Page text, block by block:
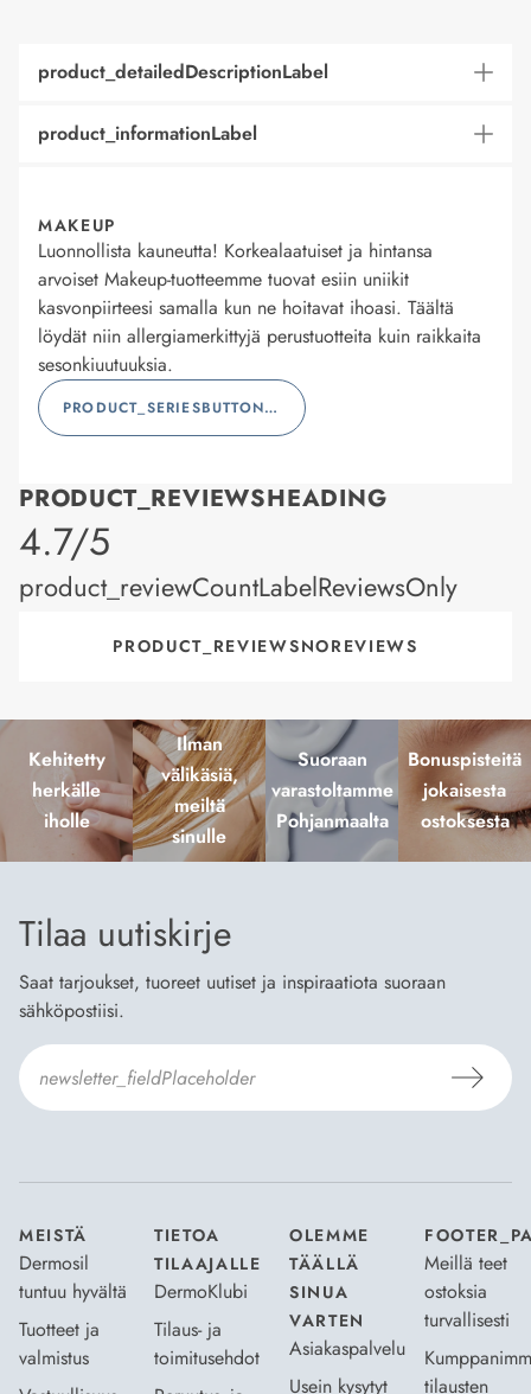
product_detailedDescriptionLabel
product_informationLabel
MAKEUP
Luonnollista kauneutta! Korkealaatuiset ja hintansa
arvoiset Makeup-tuotteemme tuovat esiin uniikit
kasvonpiirteesi samalla kun ne hoitavat ihoasi. Täältä
löydät niin allergiamerkittyjä perustuotteita kuin raikkaita
sesonkiuutuuksia.
PRODUCT_SERIESBUTTONLABEL
PRODUCT_REVIEWSHEADING
product_rating
4.7/5
product_reviewCountLabelReviewsOnly
PRODUCT_REVIEWSNOREVIEWS
Kehitetty
herkälle
iholle
Ilman
välikäsiä,
meiltä
sinulle
Suoraan
varastoltamme
Pohjanmaalta
Bonuspisteitä
jokaisesta
ostoksesta
Tilaa uutiskirje
Saat tarjoukset, tuoreet uutiset ja inspiraatiota suoraan
sähköpostiisi.
MEISTÄ
Dermosil
tuntuu hyvältä
Tuotteet ja
valmistus
TIETOA
TILAAJALLE
DermoKlubi
Tilaus- ja
toimitusehdot
OLEMME
TÄÄLLÄ
SINUA
VARTEN
Asiakaspalvelu
Usein kysytyt
Meillä teet
ostoksia
turvallisesti
tilausten